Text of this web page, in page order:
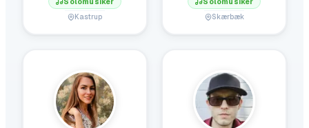
Kastrup Skærbæk